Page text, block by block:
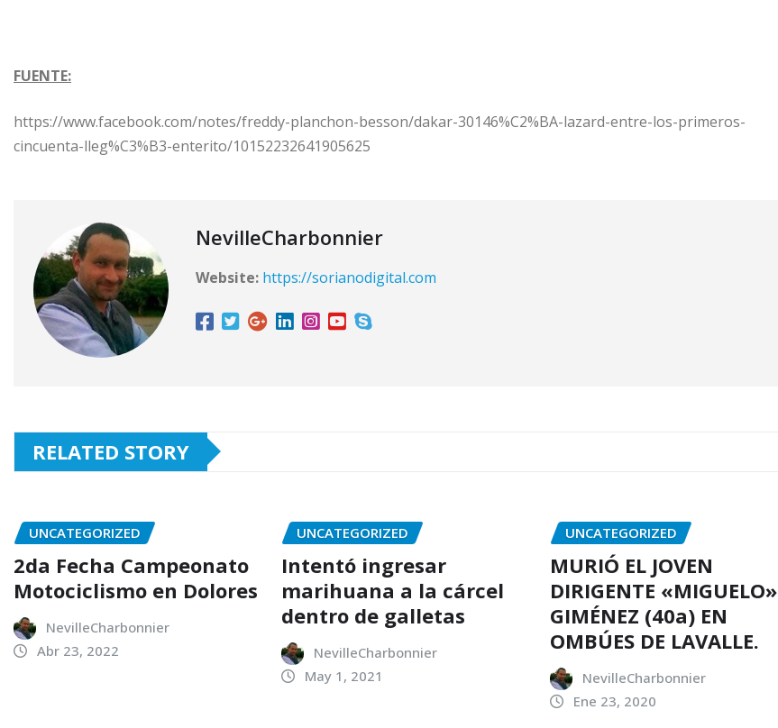
FUENTE:
https://www.facebook.com/notes/freddy-planchon-besson/dakar-30146%C2%BA-lazard-entre-los-primeros-
cincuenta-lleg%C3%B3-enterito/10152232641905625
NevilleCharbonnier
Website: https://sorianodigital.com
RELATED STORY
UNCATEGORIZED
2da Fecha Campeonato
Motociclismo en Dolores
NevilleCharbonnier
Abr 23, 2022
UNCATEGORIZED
Intentó ingresar
marihuana a la cárcel
dentro de galletas
NevilleCharbonnier
May 1, 2021
UNCATEGORIZED
MURIÓ EL JOVEN
DIRIGENTE «MIGUELO»
GIMÉNEZ (40a) EN
OMBÚES DE LAVALLE.
NevilleCharbonnier
Ene 23, 2020